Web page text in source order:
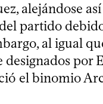
alejándose así
partido
al igual
por
el binomio